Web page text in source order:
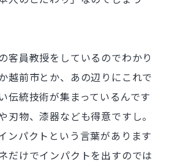
客員教授をしているのでわかり
越前市とか、あの辺りにこれで
伝統技術が集まっているんです
刃物、漆器なども得意ですし。
ンパクトという言葉があります
だけでインパクトを出すのでは